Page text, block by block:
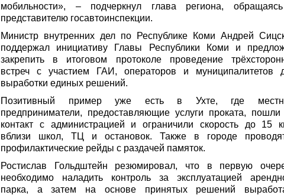
мобильности», – подчеркнул глава региона,
представителю госавтоинспекции.
Министр внутренних дел по Республике Коми Андрей
поддержал инициативу Главы Республики Коми и
закрепить в итоговом протоколе проведение
встреч с участием ГАИ, операторов и муниципалитетов
выработки единых решений.
Позитивный пример уже есть в Ухте, где
предприниматели, предоставляющие услуги проката, пошли
контакт с администрацией и ограничили скорость до 15
вблизи школ, ТЦ и остановок. Также в городе
профилактические рейды с раздачей памяток.
Ростислав Гольдштейн резюмировал, что в первую
необходимо наладить контроль за эксплуатацией
парка, а затем на основе принятых решений